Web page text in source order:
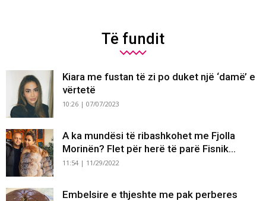
Të fundit
Kiara me fustan të zi po duket një ‘damë’ e
vërtetë
10:26 | 07/07/2023
A ka mundësi të ribashkohet me Fjolla
Morinën? Flet për herë të parë Fisnik...
11:54 | 11/29/2022
Embelsire e thjeshte me pak perberes